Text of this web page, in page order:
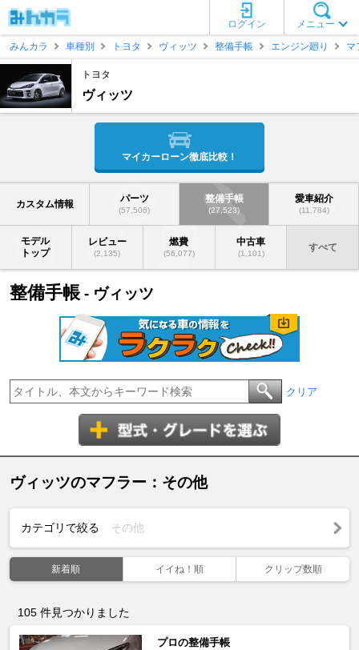
メニュー
ログイン
みんカラ
車種別 トヨタ ヴィッツ 整備手帳 エンジン廻り マ
トヨタ
ヴィッツ
マイカーローン徹底比較！
カスタム情報 パーツ
(57,506)
整備手帳
(27,523)
愛車紹介
(11,784)
モデル
トップ
レビュー
(2,135)
燃費
(56,077)
中古車
(1,101)
すべて
整備手帳 - ヴィッツ
クリア
ヴィッツのマフラー：その他
カテゴリで絞る その他
新着順 イイね！順 クリップ数順
105 件見つかりました
プロの整備手帳